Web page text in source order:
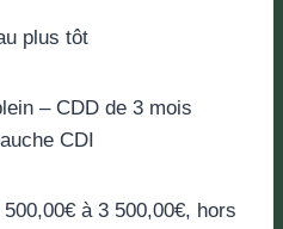
plus tôt
– CDD de 3 mois
CDI
à 3 500,00€, hors